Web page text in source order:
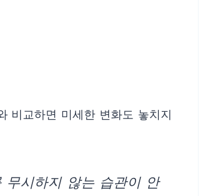
비교하면 미세한 변화도 놓치지
무시하지 않는 습관이 안